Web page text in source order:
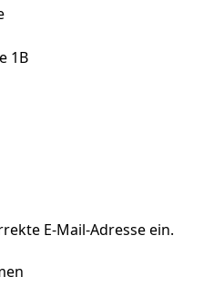
1B
E-Mail-Adresse ein.